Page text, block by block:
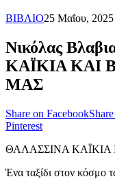
ΒΙΒΛΙΟ25 Μαΐου, 2025
Νικόλας
ΚΑΪΚΙΑ ΚΑΙ
ΜΑΣ
Share on Facebook
Pinterest
ΘΑΛΑΣΣΙΝΑ
Ένα ταξίδι στον κόσμο